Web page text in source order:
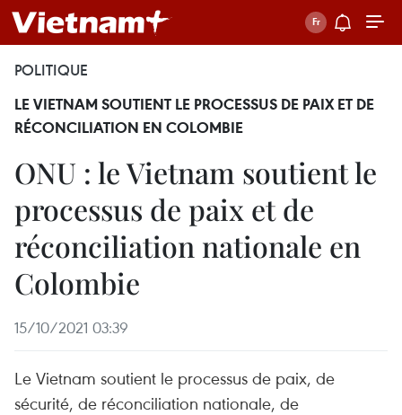
POLITIQUE
LE VIETNAM SOUTIENT LE PROCESSUS DE PAIX ET DE
RÉCONCILIATION EN COLOMBIE
ONU : le Vietnam soutient le
processus de paix et de
réconciliation nationale en
Colombie
15/10/2021 03:39
Le Vietnam soutient le processus de paix, de
sécurité, de réconciliation nationale, de